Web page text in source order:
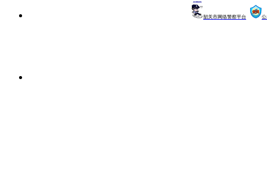
韶关市网络警察平台 公